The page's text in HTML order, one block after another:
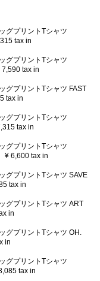
グプリントTシャツ
tax in
グプリントTシャツ
7,590 tax in
グプリントTシャツ FAST
tax in
グプリントTシャツ
tax in
グプリントTシャツ
¥ 6,600 tax in
グプリントTシャツ SAVE
tax in
グプリントTシャツ ART
in
グプリントTシャツ OH.
in
グプリントTシャツ
tax in